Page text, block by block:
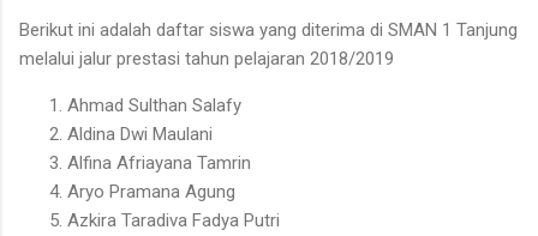
Berikut ini adalah daftar siswa yang diterima di SMAN 1 Tanjung
melalui jalur prestasi tahun pelajaran 2018/2019
Ahmad Sulthan Salafy
Aldina Dwi Maulani
Alfina Afriayana Tamrin
Aryo Pramana Agung
Azkira Taradiva Fadya Putri